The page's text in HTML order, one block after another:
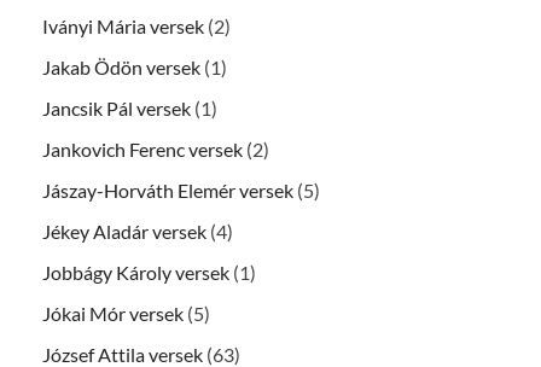
Iványi Mária versek (2)
Jakab Ödön versek (1)
Jancsik Pál versek (1)
Jankovich Ferenc versek (2)
Jászay-Horváth Elemér versek (5)
Jékey Aladár versek (4)
Jobbágy Károly versek (1)
Jókai Mór versek (5)
József Attila versek (63)